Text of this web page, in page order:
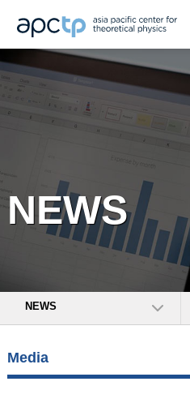
NEWS
NEWS
Media